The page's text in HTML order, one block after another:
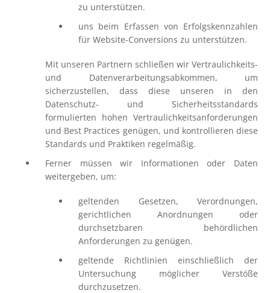
zu unterstützen.
uns beim Erfassen von Erfolgskennzahlen
für Website-Conversions zu unterstützen.
Mit unseren Partnern schließen wir Vertraulichkeits-
und Datenverarbeitungsabkommen, um
sicherzustellen, dass diese unseren in den
Datenschutz- und Sicherheitsstandards
formulierten hohen Vertraulichkeitsanforderungen
und Best Practices genügen, und kontrollieren diese
Standards und Praktiken regelmäßig.
Ferner müssen wir Informationen oder Daten
weitergeben, um:
geltenden Gesetzen, Verordnungen,
gerichtlichen Anordnungen oder
durchsetzbaren behördlichen
Anforderungen zu genügen.
geltende Richtlinien einschließlich der
Untersuchung möglicher Verstöße
durchzusetzen.